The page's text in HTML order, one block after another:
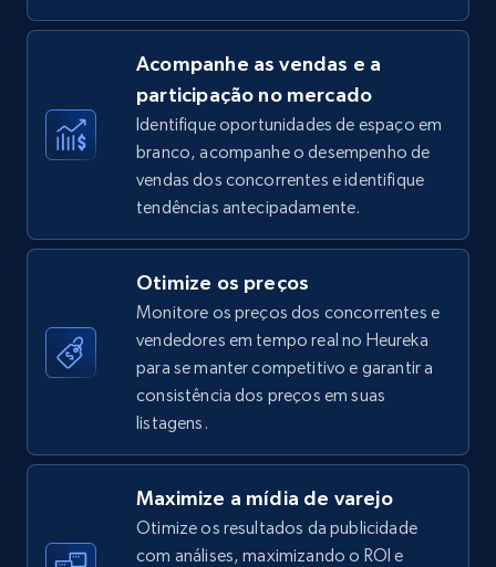
5.6K+ 875+ Comece agora
TikTok Shop
URL, Title, Available, Description, Currency, Initial
price, Final price, Discount percent, and more.
5.4K+ 668+ Comece agora
TikTok Shop - category
URL, Title, Available, Description, Currency, Initial
price, Final price, Discount percent, and more.
Acompanhe as vendas e a
participação no mercado
Identifique oportunidades de espaço em
branco, acompanhe o desempenho de
vendas dos concorrentes e identifique
tendências antecipadamente.
Otimize os preços
Monitore os preços dos concorrentes e
vendedores em tempo real no Heureka
para se manter competitivo e garantir a
consistência dos preços em suas
listagens.
Maximize a mídia de varejo
Otimize os resultados da publicidade
com análises, maximizando o ROI e